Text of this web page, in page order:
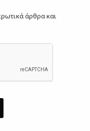
άρθρα και